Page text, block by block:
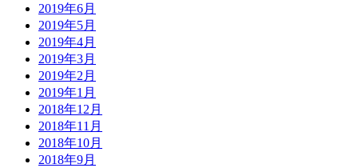
2019年6月
2019年5月
2019年4月
2019年3月
2019年2月
2019年1月
2018年12月
2018年11月
2018年10月
2018年9月